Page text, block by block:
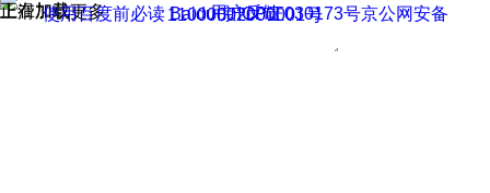
正在加载
上滑加载更多 用户反馈
使用百度前必读 Baidu 京ICP证030173号
京公网安备11000002000001号